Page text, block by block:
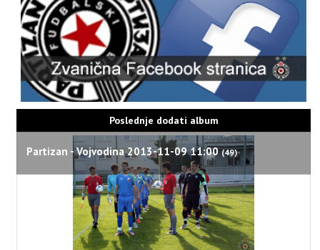
Poslednje dodati album
Partizan - Vojvodina 2013-11-09 11:00(49)